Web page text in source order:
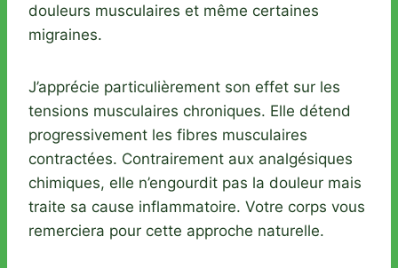
douleurs musculaires et même certaines
migraines.
J’apprécie particulièrement son effet sur les
tensions musculaires chroniques. Elle détend
progressivement les fibres musculaires
contractées. Contrairement aux analgésiques
chimiques, elle n’engourdit pas la douleur mais
traite sa cause inflammatoire. Votre corps vous
remerciera pour cette approche naturelle.